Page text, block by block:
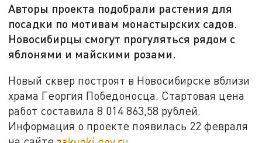
Авторы проекта подобрали растения для
посадки по мотивам монастырских садов.
Новосибирцы смогут прогуляться рядом с
яблонями и майскими розами.
Новый сквер построят в Новосибирске вблизи
храма Георгия Победоносца. Стартовая цена
работ составила 8 014 863,58 рублей.
Информация о проекте появилась 22 февраля